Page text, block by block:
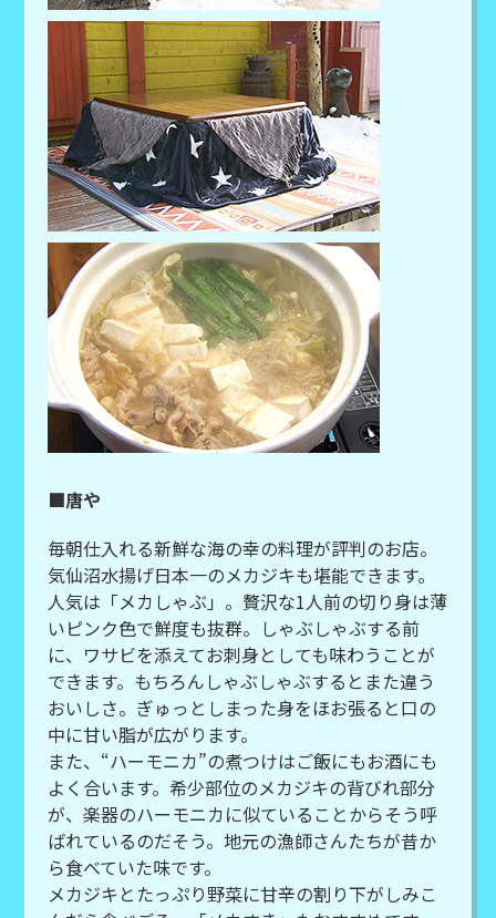
■唐や
毎朝仕入れる新鮮な海の幸の料理が評判のお店。
気仙沼水揚げ日本一のメカジキも堪能できます。
人気は「メカしゃぶ」。贅沢な1人前の切り身は薄
いピンク色で鮮度も抜群。しゃぶしゃぶする前
に、ワサビを添えてお刺身としても味わうことが
できます。もちろんしゃぶしゃぶするとまた違う
おいしさ。ぎゅっとしまった身をほお張ると口の
中に甘い脂が広がります。
また、“ハーモニカ”の煮つけはご飯にもお酒にも
よく合います。希少部位のメカジキの背びれ部分
が、楽器のハーモニカに似ていることからそう呼
ばれているのだそう。地元の漁師さんたちが昔か
ら食べていた味です。
メカジキとたっぷり野菜に甘辛の割り下がしみこ